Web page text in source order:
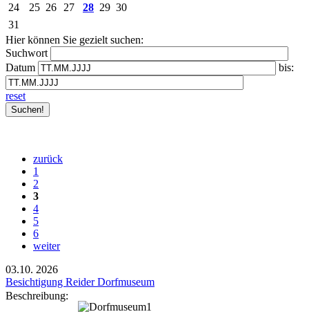
24
25 26 27 28 29 30
31
Hier können Sie gezielt suchen:
Suchwort
Datum
bis:
reset
zurück
1
2
3
4
5
6
weiter
03.10. 2026
Besichtigung Reider Dorfmuseum
Beschreibung: